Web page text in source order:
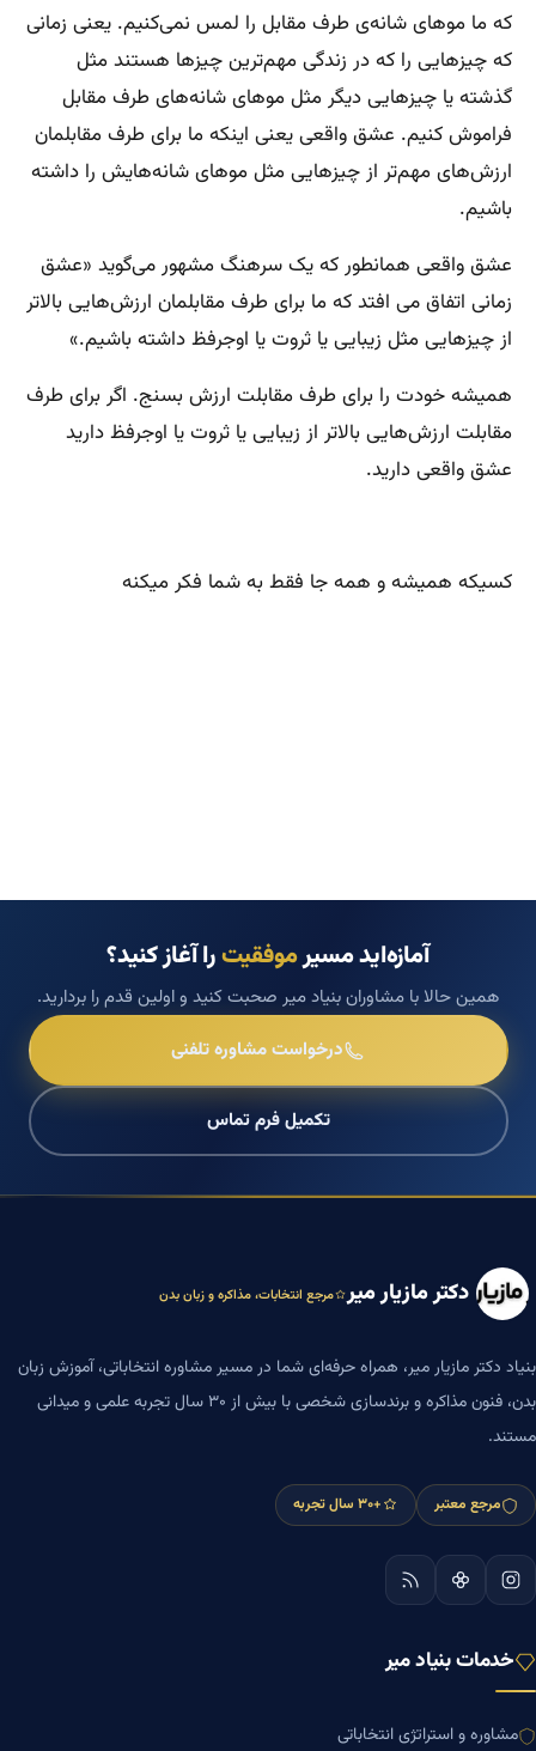
که ما موهای شانه‌ی طرف مقابل را لمس نمی‌کنیم. یعنی زمانی
که چیزهایی را که در زندگی مهم‌ترین چیزها هستند مثل
گذشته یا چیزهایی دیگر مثل موهای شانه‌های طرف مقابل
فراموش کنیم. عشق واقعی یعنی اینکه ما برای طرف مقابلمان
ارزش‌های مهم‌تر از چیزهایی مثل موهای شانه‌هایش را داشته
باشیم.
عشق واقعی همانطور که یک سرهنگ مشهور می‌گوید «عشق
زمانی اتفاق می افتد که ما برای طرف مقابلمان ارزش‌هایی بالاتر
از چیزهایی مثل زیبایی یا ثروت یا اوجرفظ داشته باشیم.»
همیشه خودت را برای طرف مقابلت ارزش بسنج. اگر برای طرف
مقابلت ارزش‌هایی بالاتر از زیبایی یا ثروت یا اوجرفظ دارید
عشق واقعی دارید.
کسیکه همیشه و همه جا فقط به شما فکر میکنه
آمازه‌اید مسیرموفقیترا آغاز کنید؟
همین حالا با مشاوران بنیاد میر صحبت کنید و اولین قدم را بردارید.
درخواست مشاوره تلفنی
تکمیل فرم تماس
دکتر مازیار میر مرجع انتخابات، مذاکره و زبان بدن
بنیاد دکتر مازیار میر، همراه حرفه‌ای شما در مسیر مشاوره انتخاباتی، آموزش زبان
بدن، فنون مذاکره و برندسازی شخصی با بیش از ۳۰ سال تجربه علمی و میدانی
مستند.
مرجع معتبر +۳۰ سال تجربه
خدمات بنیاد میر
مشاوره و استراتژی انتخاباتی